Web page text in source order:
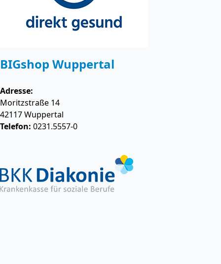
BIGshop Wuppertal
Adresse:
Moritzstraße 14
42117Wuppertal
Telefon: 0231.5557-0